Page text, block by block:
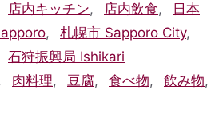
店内キッチン, 店内飲食,
日本
, 札幌市 Sapporo City,
石狩振興局 Ishikari
肉料理, 豆腐, 食べ物, 飲み物,